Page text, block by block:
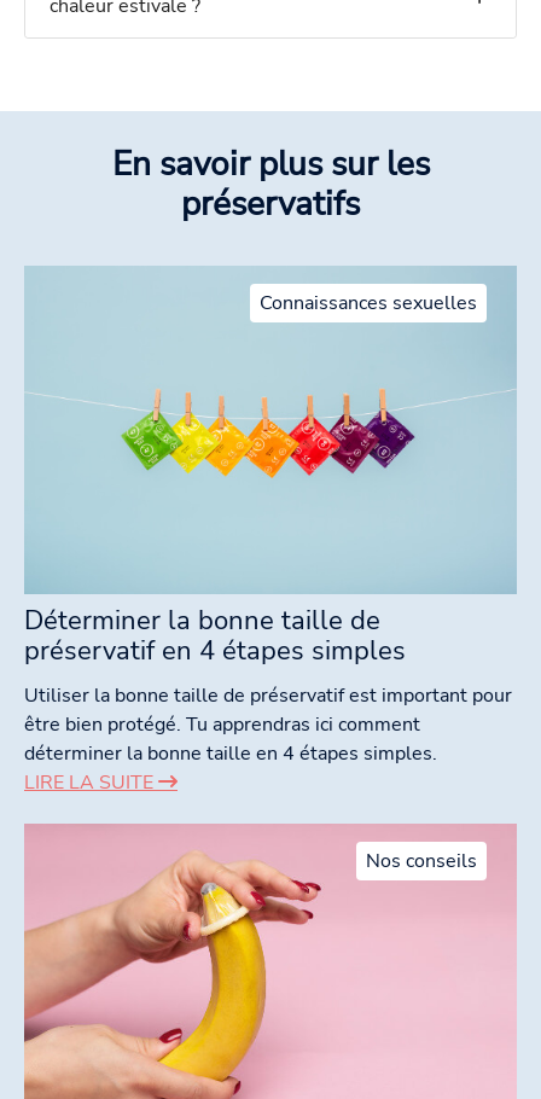
chaleur estivale ?
En savoir plus sur les
préservatifs
Connaissances sexuelles
Déterminer la bonne taille de
préservatif en 4 étapes simples
Utiliser la bonne taille de préservatif est important pour
être bien protégé. Tu apprendras ici comment
déterminer la bonne taille en 4 étapes simples.
LIRE LA SUITE
Nos conseils